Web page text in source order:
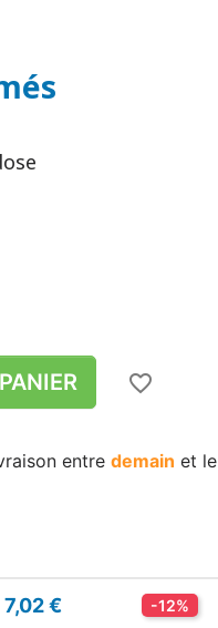
favorite_border
entre demain et le
7,02 € -12%